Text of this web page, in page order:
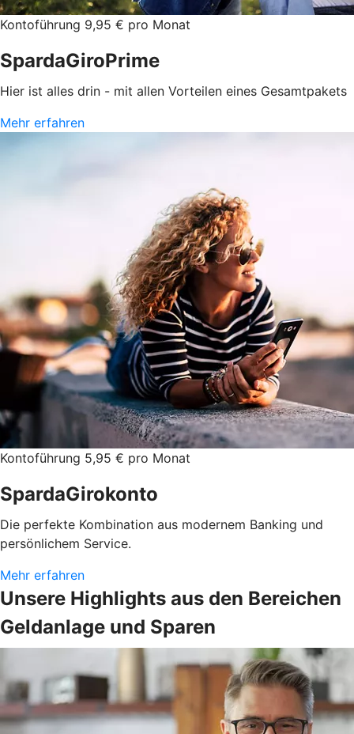
Kontoführung 9,95 € pro Monat
SpardaGiroPrime
Hier ist alles drin - mit allen Vorteilen eines Gesamtpakets
Mehr erfahren
Kontoführung 5,95 € pro Monat
SpardaGirokonto
Die perfekte Kombination aus modernem Banking und
persönlichem Service.
Mehr erfahren
Unsere Highlights aus den Bereichen
Geldanlage und Sparen